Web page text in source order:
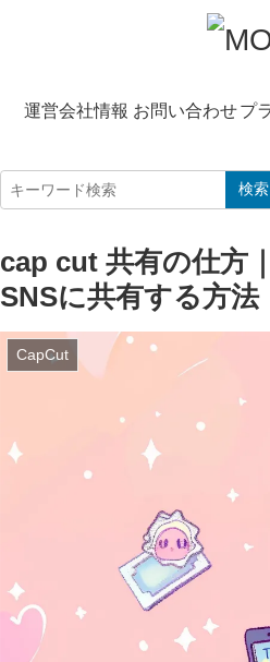
運営会社情報 お問い合わせ
検索
cap cut 共有の仕方
SNSに共有する方法
CapCut